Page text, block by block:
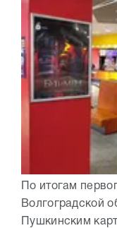
По итогам
Волгоградской
Пушкинским